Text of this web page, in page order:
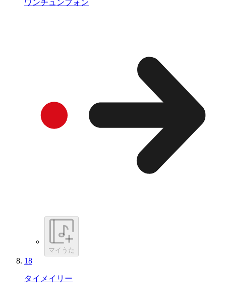
ワンチュンフォン
マイうた
18
タイメイリー